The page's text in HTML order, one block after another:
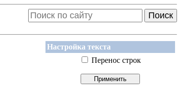
Поиск
Настройка текста
Перенос строк